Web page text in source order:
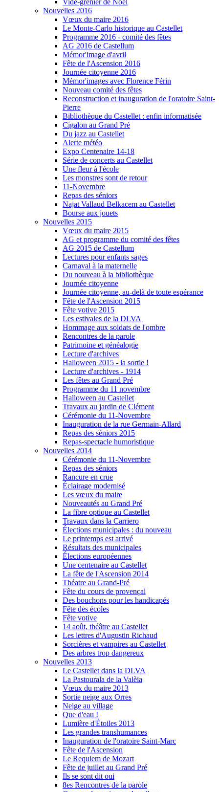
Vide-grenier de Noël
Nouvelles 2016
Vœux du maire 2016
Le Monte-Carlo historique au Castellet
Programme 2016 - comité des fêtes
AG 2016 de Castellum
Mémor'image d'avril
Fête de l'Ascension 2016
Journée citoyenne 2016
Mémor'images avec Florence Férin
Nouveau comité des fêtes
Reconstruction et inauguration de l'oratoire Saint-
Pierre
Bibliothèque du Castellet : enfin informatisée
Cigalon au Grand Pré
Du jazz au Castellet
Alerte météo
Expo Centenaire 14-18
Série de concerts au Castellet
Une fleur à l'école
Les monstres sont de retour
11-Novembre
Repas des séniors
Najat Vallaud Belkacem au Castellet
Bourse aux jouets
Nouvelles 2015
Vœux du maire 2015
AG et programme du comité des fêtes
AG 2015 de Castellum
Lectures pour enfants sages
Carnaval à la maternelle
Du nouveau à la bibliothèque
Journée citoyenne
Journée citoyenne, au-delà de toute espérance
Fête de l'Ascension 2015
Fête votive 2015
Les estivales de la DLVA
Hommage aux soldats de l'ombre
Rencontres de la parole
Patrimoine et généalogie
Lecture d'archives
Halloween 2015 - la sortie !
Lecture d'archives - 1914
Les fêtes au Grand Pré
Programme du 11 novembre
Halloween au Castellet
Travaux au jardin de Clément
Cérémonie du 11-Novembre
Inauguration de la rue Germain-Allard
Repas des séniors 2015
Repas-spectacle humoristique
Nouvelles 2014
Cérémonie du 11-Novembre
Repas des séniors
Rancure en crue
Éclairage modernisé
Les vœux du maire
Nouveautés au Grand Pré
La fibre optique au Castellet
Travaux dans la Carriero
Élections municipales : du nouveau
Le printemps est arrivé
Résultats des municipales
Élections européennes
Une centenaire au Castellet
La fête de l'Ascension 2014
Théatre au Grand-Pré
Fête du cours de provençal
Des bouchons pour les handicapés
Fête des écoles
Fête votive
14 août, théâtre au Castellet
Les lettres d'Augustin Richaud
Sorcières et vampires au Castellet
Des arbres trop dangereux
Nouvelles 2013
Le Castellet dans la DLVA
La Pastourala de la Valèia
Vœux du maire 2013
Sortie neige aux Orres
Neige au village
Que d'eau !
Lumière d'Étoiles 2013
Les grandes transhumances
Inauguration de l'oratoire Saint-Marc
Fête de l'Ascension
Le Requiem de Mozart
Fête de juillet au Grand Pré
Ils se sont dit oui
8es Rencontres de la parole